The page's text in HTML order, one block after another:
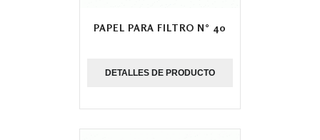
PAPEL PARA FILTRO N° 40
DETALLES DE PRODUCTO